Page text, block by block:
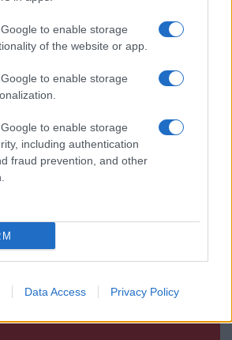
to enable storage
of the website or app.
to enable storage
to enable storage
including authentication
fraud prevention, and other
Data Access Privacy Policy
appok itthon
is rólad pletykál
sokat videójátékozik
karbonkibocsátását tudná
az EKG-s okosórák